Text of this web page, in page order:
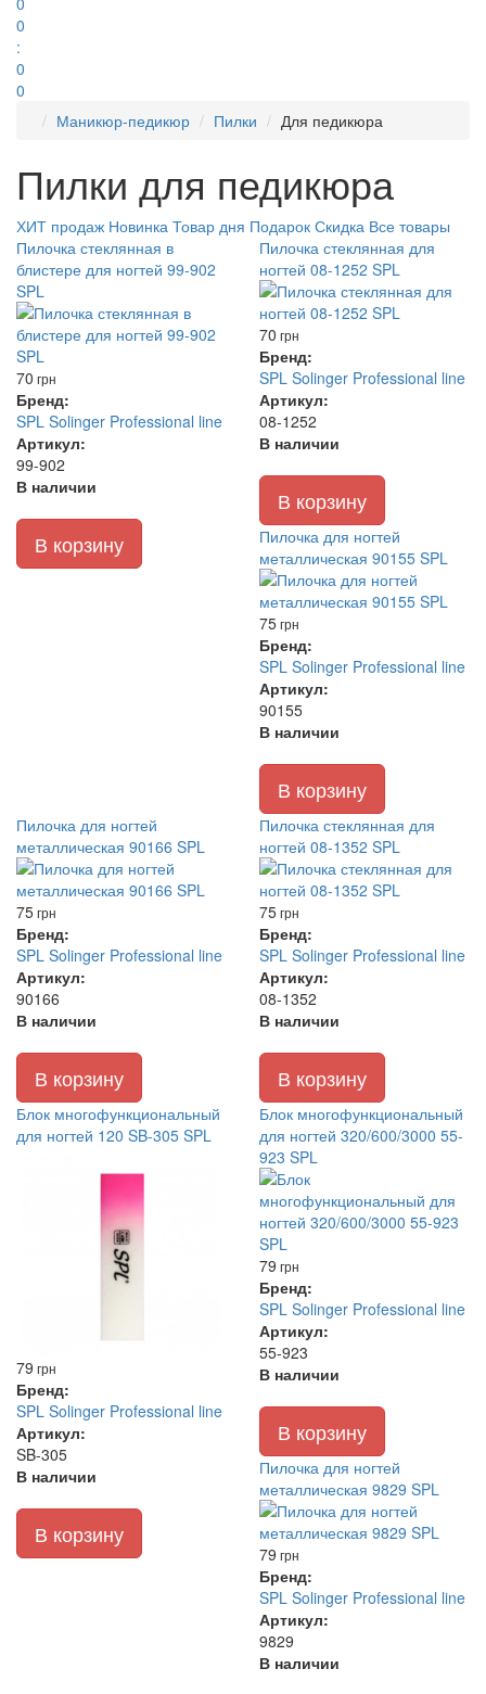
0
:
0
0
Маникюр-педикюр
Пилки Для педикюра
Пилки для педикюра
ХИТ продаж Новинка Товар дня Подарок Скидка Все товары
Пилочка стеклянная в
блистере для ногтей 99-902
SPL
70 грн
Бренд:
SPL Solinger Professional line
Артикул:
99-902
В наличии
В корзину
Пилочка стеклянная для
ногтей 08-1252 SPL
70 грн
Бренд:
SPL Solinger Professional line
Артикул:
08-1252
В наличии
В корзину
Пилочка для ногтей
металлическая 90155 SPL
75грн
Бренд:
SPL Solinger Professional line
Артикул:
90155
В наличии
В корзину
Пилочка для ногтей
металлическая 90166 SPL
75грн
Бренд:
SPL Solinger Professional line
Артикул:
90166
В наличии
В корзину
Пилочка стеклянная для
ногтей 08-1352 SPL
75грн
Бренд:
SPL Solinger Professional line
Артикул:
08-1352
В наличии
В корзину
Блок многофункциональный
для ногтей 120 SB-305 SPL
79 грн
Бренд:
SPL Solinger Professional line
Артикул:
SB-305
В наличии
В корзину
Блок многофункциональный
для ногтей 320/600/3000 55-
923 SPL
79 грн
Бренд:
SPL Solinger Professional line
Артикул:
55-923
В наличии
В корзину
Пилочка для ногтей
металлическая 9829 SPL
79 грн
Бренд:
SPL Solinger Professional line
Артикул:
9829
В наличии